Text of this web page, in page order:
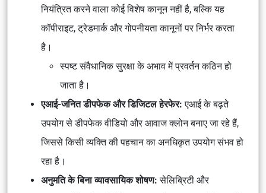
नियंत्रित करने वाला कोई विशेष कानून नहीं है, बल्कि यह
कॉपीराइट, ट्रेडमार्क और गोपनीयता कानूनों पर निर्भर करता
है।
स्पष्ट संवैधानिक सुरक्षा के अभाव में प्रवर्तन कठिन हो
जाता है।
एआई-जनित डीपफेक और डिजिटल हेरफेर: एआई के बढ़ते
उपयोग से डीपफेक वीडियो और आवाज क्लोन बनाए जा रहे हैं,
जिससे किसी व्यक्ति की पहचान का अनधिकृत उपयोग संभव हो
रहा है।
अनुमति के बिना व्यावसायिक शोषण: सेलिब्रिटी और